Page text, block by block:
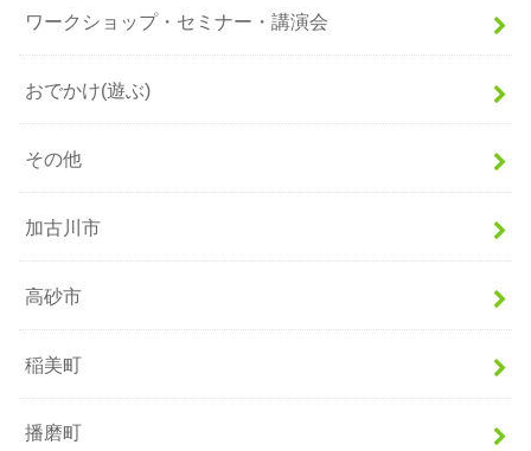
ワークショップ・セミナー・講演会
おでかけ(遊ぶ)
その他
加古川市
高砂市
稲美町
播磨町